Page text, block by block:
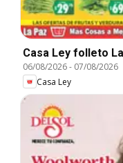
Casa Ley folleto
06/08/2026- 07/08/2026
Casa Ley